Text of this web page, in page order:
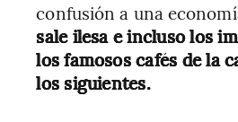
confusión a una
sale ilesa e incluso los
los famosos cafés de la
los siguientes.